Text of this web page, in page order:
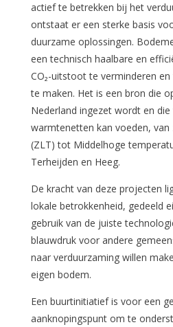
actief te betrekken bij het
ontstaat er een sterke basis
duurzame oplossingen.
een technisch haalbare en
CO₂-uitstoot te verminderen
te maken. Het is een bron die
Nederland ingezet wordt en die
warmtenetten kan voeden,
(ZLT) tot Middelhoge
Terheijden en Heeg.
De kracht van deze projecten
lokale betrokkenheid, gedeeld
gebruik van de juiste
blauwdruk voor andere
naar verduurzaming willen
eigen bodem.
Een buurtinitiatief is voor een
aanknopingspunt om te